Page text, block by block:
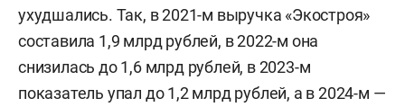
ухудшались. Так, в 2021-м выручка «Экостроя»
составила 1,9 млрд рублей, в 2022-м она
снизилась до 1,6 млрд рублей, в 2023-м
показатель упал до 1,2 млрд рублей, а в 2024-м —